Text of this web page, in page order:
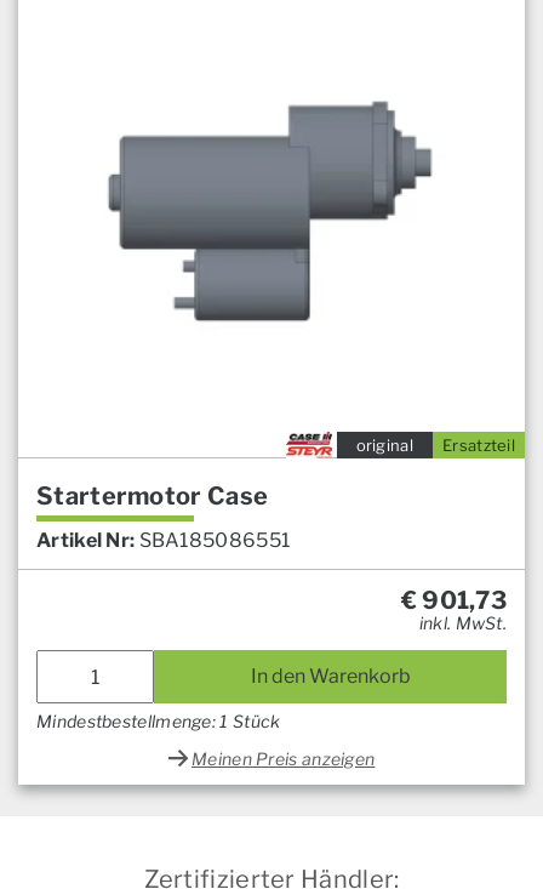
Ersatzteil
original
Startermotor Case
Artikel Nr: SBA185086551
€901,73
inkl. MwSt.
In den Warenkorb
Mindestbestellmenge: 1 Stück
Meinen Preis anzeigen
Zertifizierter Händler: